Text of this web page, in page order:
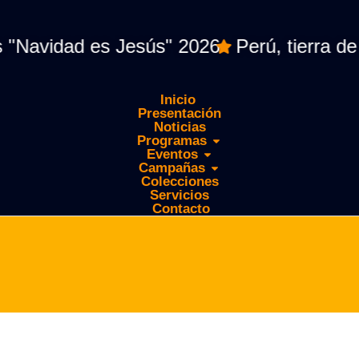
es Jesús" 2026 Perú, tierra de
Inicio
Presentación
Noticias
Programas
Eventos
Campañas
Colecciones
Servicios
Contacto